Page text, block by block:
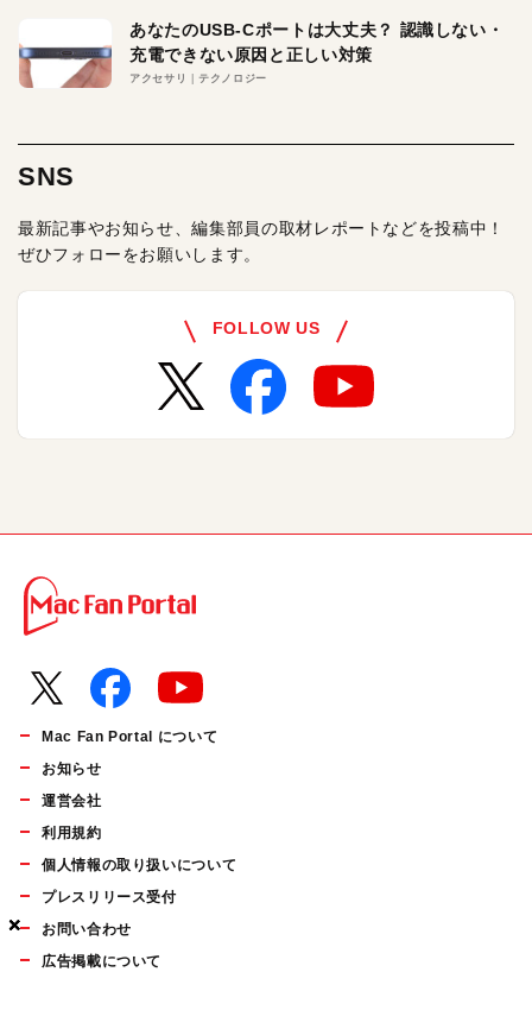
×
×
×
あなたのUSB-Cポートは大丈夫？ 認識しない・
充電できない原因と正しい対策
アクセサリ テクノロジー
SNS
最新記事やお知らせ、編集部員の取材レポートなどを投稿中！
ぜひフォローをお願いします。
FOLLOW US
Mac Fan Portal について
お知らせ
運営会社
利用規約
個人情報の取り扱いについて
プレスリリース受付
お問い合わせ
広告掲載について